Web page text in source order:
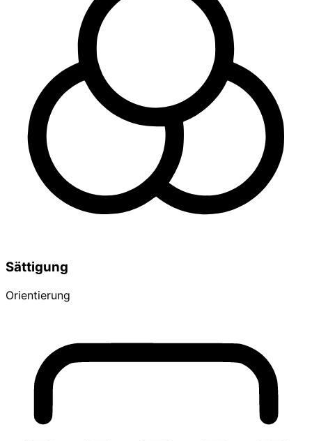
Sättigung
Orientierung